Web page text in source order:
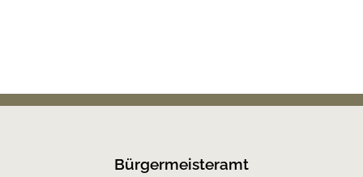
Bürgermeisteramt